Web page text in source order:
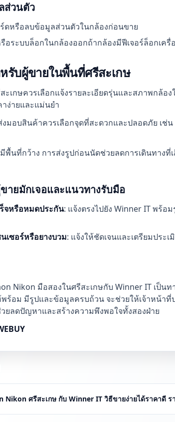
ส่วนตัว
ดหรือลบข้อมูลส่วนตัวในกล้องก่อนขาย
ระบบล็อกในกล้องออกถ้ากล้องมีฟีเจอร์ล็อกเครื่
รับผู้ขายในพื้นที่ศรีสะเกษ
ะเกษควรเลือกแจ้งรายละเอียดรุ่นและสภาพกล้
ง่ายและแม่นยำ
มอบสินค้าควรเลือกจุดที่สะดวกและปลอดภัย เช่
มีพื้นที่กว้าง การส่งรูปก่อนนัดช่วยลดการเดินทา
ายมักเจอและแนวทางรับมือ
จหรือหมดประกัน: แจ้งตรงไปยัง Winner IT พร้
เซอร์หรือยางบวม: แจ้งให้ชัดเจนและเตรียมปร
Nikon มือสองในศรีสะเกษกับ Winner IT เป็
พร้อม มีรูปและข้อมูลครบถ้วน จะช่วยให้เจ้าหน้า
ยลดปัญหาและสร้างความพึงพอใจทั้งสองฝ่าย
Nikon ศรีสะเกษ กับ Winner IT วิธีขายง่ายได้ราคาดี ร